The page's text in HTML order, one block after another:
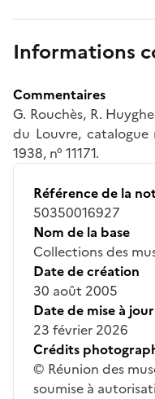
Informations
Commentaires
G. Rouchès, R.
du Louvre, catalogue
1938, n° 11171.
Référence de la
50350016927
Nom de la base
Collections des
Date de création
30 août 2005
Date de mise à jour
23 février 2026
Crédits
© Réunion des
soumise à